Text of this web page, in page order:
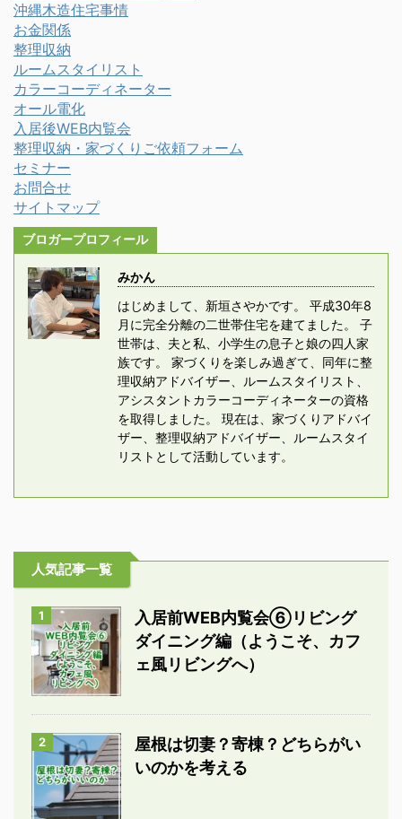
沖縄木造住宅事情
お金関係
整理収納
ルームスタイリスト
カラーコーディネーター
オール電化
入居後WEB内覧会
整理収納・家づくりご依頼フォーム
セミナー
お問合せ
サイトマップ
ブロガープロフィール
みかん
はじめまして、新垣さやかです。 平成30年8
月に完全分離の二世帯住宅を建てました。 子
世帯は、夫と私、小学生の息子と娘の四人家
族です。 家づくりを楽しみ過ぎて、同年に整
理収納アドバイザー、ルームスタイリスト、
アシスタントカラーコーディネーターの資格
を取得しました。 現在は、家づくりアドバイ
ザー、整理収納アドバイザー、ルームスタイ
リストとして活動しています。
人気記事一覧
1
入居前WEB内覧会⑥リビング
ダイニング編（ようこそ、カフ
ェ風リビングへ）
2
屋根は切妻？寄棟？どちらがい
いのかを考える